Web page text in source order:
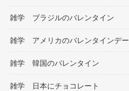
雑学 ブラジルのバレンタイン
雑学 アメリカのバレンタインデー
雑学 韓国のバレンタイン
雑学 日本にチョコレート